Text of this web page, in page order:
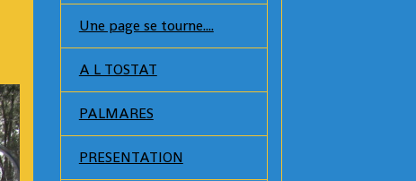
Une page se tourne....
A L TOSTAT
PALMARES
PRESENTATION